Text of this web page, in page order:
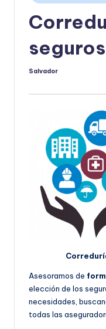
Publicado
Salvador
Asesoramos de
elección de los
necesidades,
todas las